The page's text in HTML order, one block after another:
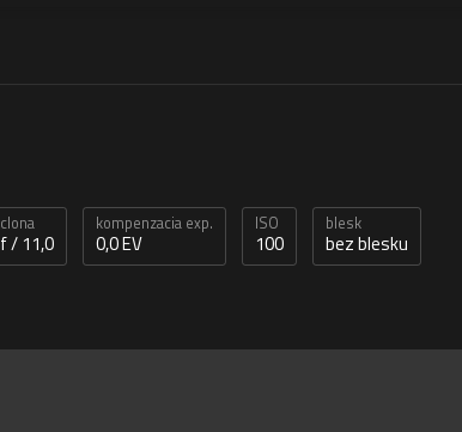
clona
f / 11,0
kompenzacia exp.
0,0 EV
ISO
100
blesk
bez blesku